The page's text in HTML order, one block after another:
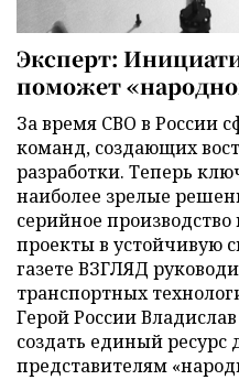
Эксперт:
поможет
За время СВО в России
команд, создающих
разработки. Теперь
наиболее зрелые
серийное
проекты в устойчивую
газете ВЗГЛЯД
транспортных
Герой России
создать единый
представителям